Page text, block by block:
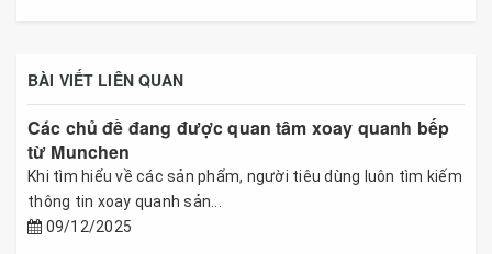
BÀI VIẾT LIÊN QUAN
Các chủ đề đang được quan tâm xoay quanh bếp
từ Munchen
Khi tìm hiểu về các sản phẩm, người tiêu dùng luôn tìm kiếm
thông tin xoay quanh sản...
09/12/2025